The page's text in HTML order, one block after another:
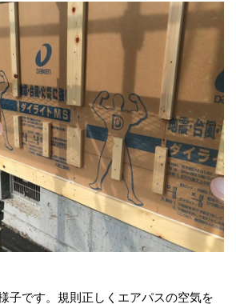
子です。規則正しくエアパスの空気を